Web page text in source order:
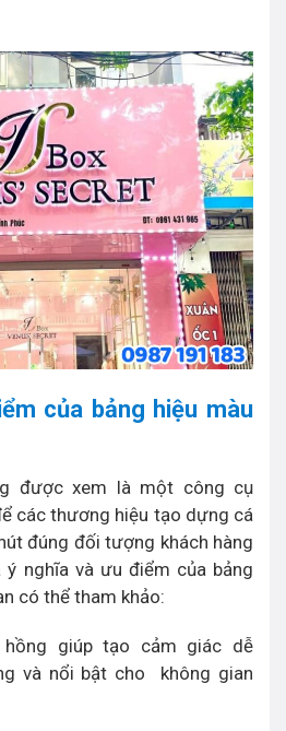
của bảng hiệu màu
được xem là một công cụ
các thương hiệu tạo dựng cá
đúng đối tượng khách hàng
ý nghĩa và ưu điểm của bảng
có thể tham khảo:
hồng giúp tạo cảm giác dễ
và nổi bật cho không gian